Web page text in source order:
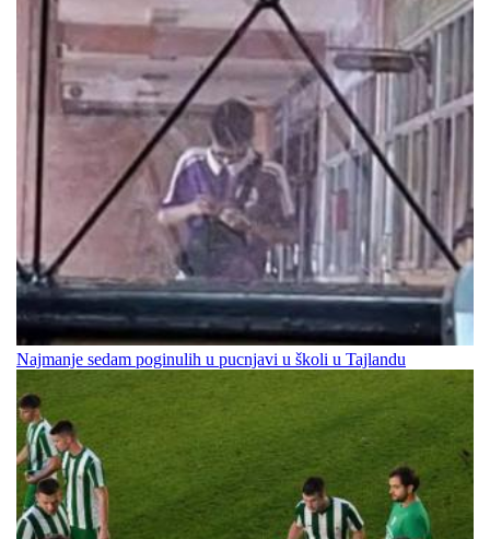
Najmanje sedam poginulih u pucnjavi u školi u Tajlandu